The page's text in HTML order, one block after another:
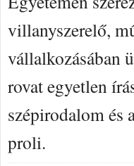
villanyszerelő,
vállalkozásában
rovat egyetlen
szépirodalom és
proli.